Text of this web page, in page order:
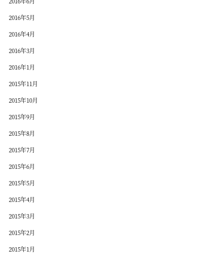
2016年5月
2016年4月
2016年3月
2016年1月
2015年11月
2015年10月
2015年9月
2015年8月
2015年7月
2015年6月
2015年5月
2015年4月
2015年3月
2015年2月
2015年1月